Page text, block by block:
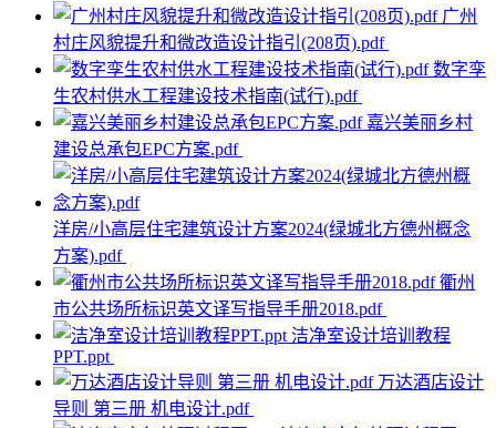
广州
村庄风貌提升和微改造设计指引(208页).pdf
数字孪
生农村供水工程建设技术指南(试行).pdf
嘉兴美丽乡村
建设总承包EPC方案.pdf
洋房/小高层住宅建筑设计方案2024(绿城北方德州概念
方案).pdf
衢州
市公共场所标识英文译写指导手册2018.pdf
洁净室设计培训教程
PPT.ppt
万达酒店设计
导则 第三册 机电设计.pdf